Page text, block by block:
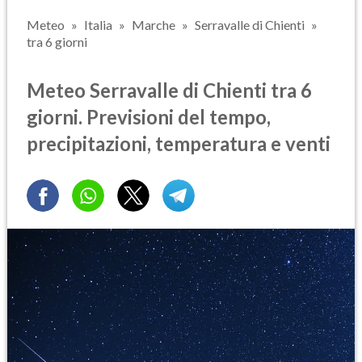
Meteo Italia Marche
Serravalle di Chienti
tra 6 giorni
Meteo Serravalle di Chienti tra 6
giorni. Previsioni del tempo,
precipitazioni, temperatura e venti